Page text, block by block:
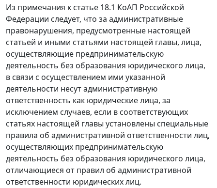
Из примечания к статье 18.1 КоАП Российской
Федерации следует, что за административные
правонарушения, предусмотренные настоящей
статьей и иными статьями настоящей главы, лица,
осуществляющие предпринимательскую
деятельность без образования юридического лица,
в связи с осуществлением ими указанной
деятельности несут административную
ответственность как юридические лица, за
исключением случаев, если в соответствующих
статьях настоящей главы установлены специальные
правила об административной ответственности лиц,
осуществляющих предпринимательскую
деятельность без образования юридического лица,
отличающиеся от правил об административной
ответственности юридических лиц.